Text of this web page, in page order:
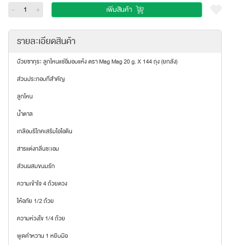
- + เพิ่มสินค้า
รายละเอียดสินค้า
บ๊วยซากุระ ลูกไหนแช่อิ่มอบแห้ง ตรา Mag Mag 20 g. X 144 ถุง (ยกลัง)
ส่วนประกอบที่สำคัญ
ลูกไหน
น้ำตาล
เกลือบริโภคเสริมไอโอดีน
สารแต่งกลื่นชะเอม
ส่วนผสมขนมรัก
ความเข้าใจ 4 ถ้วยตวง
ให้อภัย 1/2 ถ้วย
ความห่วงไข 1/4 ถ้วย
พูดคำหวาน 1 หยิบมือ